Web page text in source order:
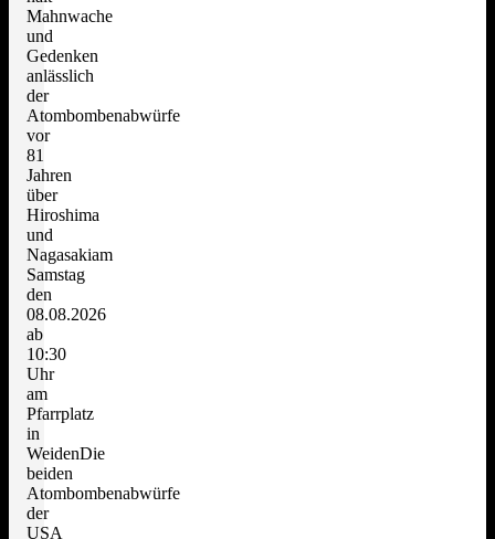
Mahnwache
und
Gedenken
anlässlich
der
Atombombenabwürfe
vor
81
Jahren
über
Hiroshima
und
Nagasakiam
Samstag
den
08.08.2026
ab
10:30
Uhr
am
Pfarrplatz
in
WeidenDie
beiden
Atombombenabwürfe
der
USA